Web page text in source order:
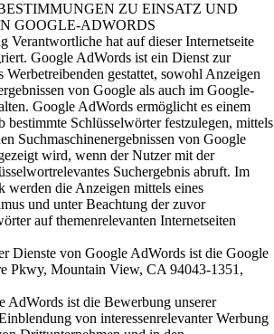
ZU EINSATZ UND
GOOGLE-ADWORDS
Verantwortliche hat auf dieser Internetseite
Google AdWords ist ein Dienst zur
Werbetreibenden gestattet, sowohl Anzeigen
von Google als auch im Google-
Google AdWords ermöglicht es einem
bestimmte Schlüsselwörter festzulegen, mittels
Suchmaschinenergebnissen von Google
wird, wenn der Nutzer mit der
Suchergebnis abruft. Im
werden die Anzeigen mittels eines
und unter Beachtung der zuvor
auf themenrelevanten Internetseiten
Dienste von Google AdWords ist die Google
Pkwy, Mountain View, CA 94043-1351,
AdWords ist die Bewerbung unserer
von interessenrelevanter Werbung